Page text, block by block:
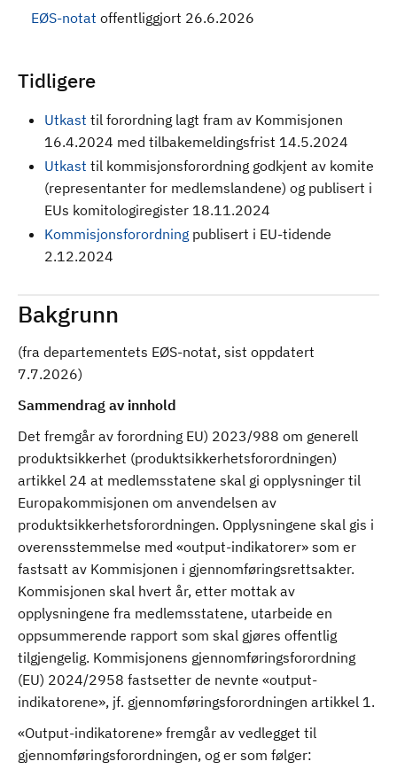
EØS-notat offentliggjort 26.6.2026
Tidligere
Utkast til forordning lagt fram av Kommisjonen
16.4.2024 med tilbakemeldingsfrist 14.5.2024
Utkast til kommisjonsforordning godkjent av komite
(representanter for medlemslandene) og publisert i
EUs komitologiregister 18.11.2024
Kommisjonsforordning publisert i EU-tidende
2.12.2024
Bakgrunn
(fra departementets EØS-notat, sist oppdatert
7.7.2026)
Sammendrag av innhold
Det fremgår av forordning EU) 2023/988 om generell
produktsikkerhet (produktsikkerhetsforordningen)
artikkel 24 at medlemsstatene skal gi opplysninger til
Europakommisjonen om anvendelsen av
produktsikkerhetsforordningen. Opplysningene skal gis i
overensstemmelse med «output-indikatorer» som er
fastsatt av Kommisjonen i gjennomføringsrettsakter.
Kommisjonen skal hvert år, etter mottak av
opplysningene fra medlemsstatene, utarbeide en
oppsummerende rapport som skal gjøres offentlig
tilgjengelig. Kommisjonens gjennomføringsforordning
(EU) 2024/2958 fastsetter de nevnte «output-
indikatorene», jf. gjennomføringsforordningen artikkel 1.
«Output-indikatorene» fremgår av vedlegget til
gjennomføringsforordningen, og er som følger: